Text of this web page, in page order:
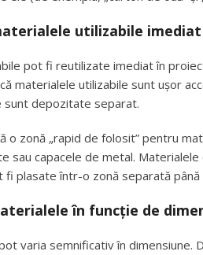
utilizabile imediat
pot fi reutilizate imediat în
materialele utilizabile sunt ușor
depozitate separat.
o zonă „rapid de folosit” pentru
sau capacele de metal.
fi plasate într-o zonă separată
în funcție de
varia semnificativ în dimensiune.